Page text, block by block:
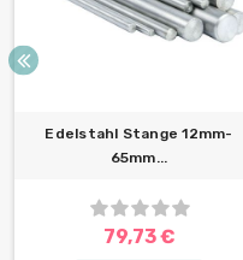
Edelstahl Stange 12mm-
65mm...
79,73 €